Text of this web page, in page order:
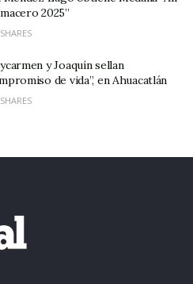
a través del
2025”
y Joaquín sellan
de vida”, en Ahuacatlán